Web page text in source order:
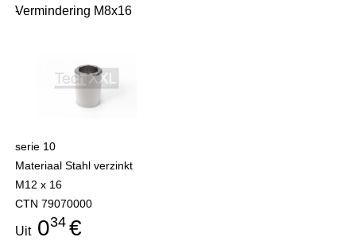
Vermindering M8x16
-
serie 10
Materiaal Stahl verzinkt
M12 x 16
CTN 79070000
Uit034 €